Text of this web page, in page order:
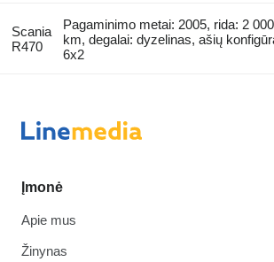
Scania
R470
Pagaminimo metai: 2005, rida: 2
km, degalai: dyzelinas, ašių
6x2
Įmonė
Apie mus
Žinynas